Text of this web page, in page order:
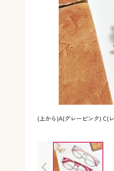
(上から)A(グレーピンク) C(